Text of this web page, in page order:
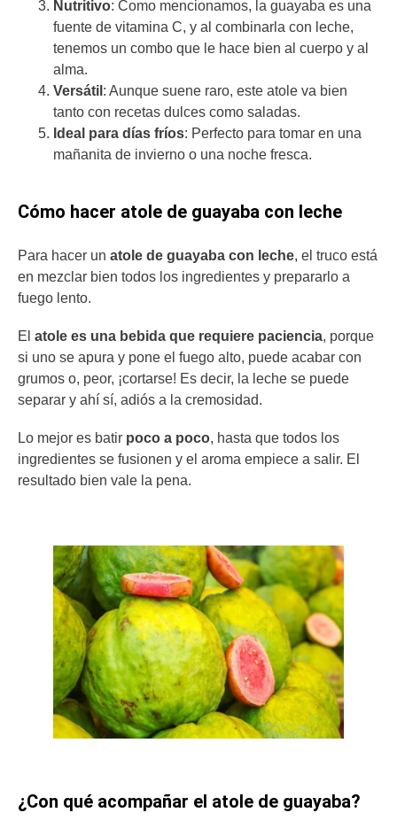
Nutritivo: Como mencionamos, la guayaba es una
fuente de vitamina C, y al combinarla con leche,
tenemos un combo que le hace bien al cuerpo y al
alma.
Versátil : Aunque suene raro, este atole va bien
tanto con recetas dulces como saladas.
Ideal para días fríos: Perfecto para tomar en una
mañanita de invierno o una noche fresca.
Cómo hacer atole de guayaba con leche
Para hacer un atole de guayaba con leche, el truco está
en mezclar bien todos los ingredientes y prepararlo a
fuego lento.
El atole es una bebida que requiere paciencia, porque
si uno se apura y pone el fuego alto, puede acabar con
grumos o, peor, ¡cortarse! Es decir, la leche se puede
separar y ahí sí, adiós a la cremosidad.
Lo mejor es batir poco a poco, hasta que todos los
ingredientes se fusionen y el aroma empiece a salir. El
resultado bien vale la pena.
¿Con qué acompañar el atole de guayaba?